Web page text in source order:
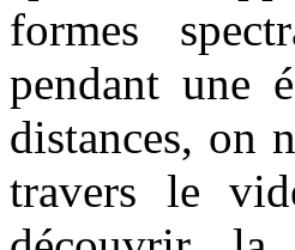
formes
pendant une
distances, on
travers le